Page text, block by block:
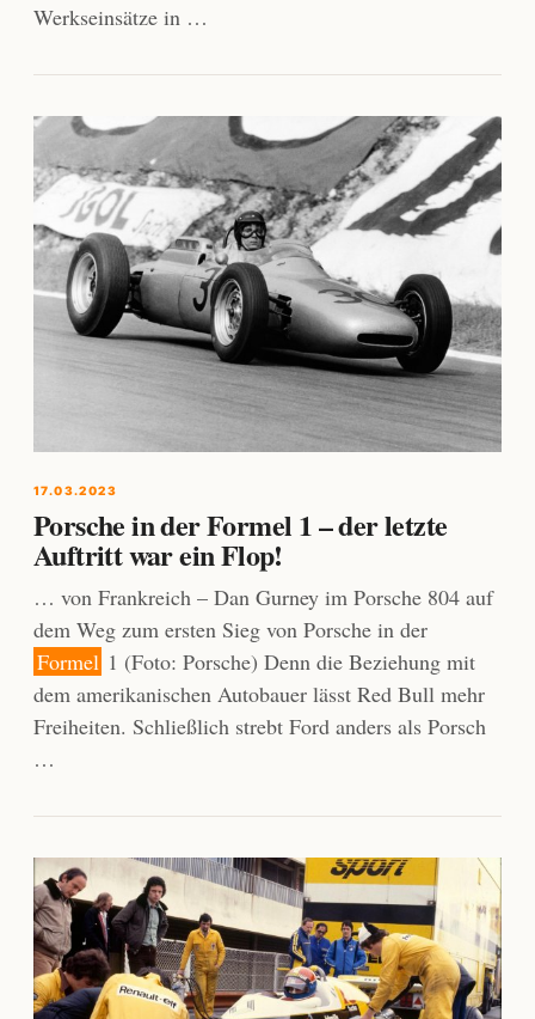
Werkseinsätze in …
17.03.2023
Porsche in der Formel 1 – der letzte
Auftritt war ein Flop!
… von Frankreich – Dan Gurney im Porsche 804 auf
dem Weg zum ersten Sieg von Porsche in der
Formel 1 (Foto: Porsche) Denn die Beziehung mit
dem amerikanischen Autobauer lässt Red Bull mehr
Freiheiten. Schließlich strebt Ford anders als Porsch
…